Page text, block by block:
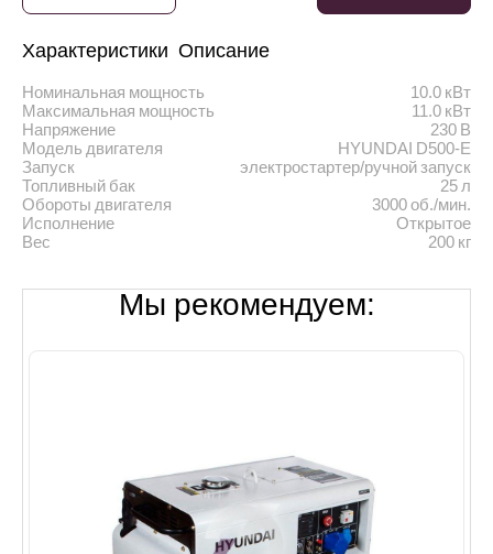
Характеристики Описание
Номинальная мощность
10.0 кВт
Максимальная мощность
11.0 кВт
Напряжение
230 В
Модель двигателя
HYUNDAI D500-Е
Запуск
электростартер/ручной запуск
Топливный бак
25 л
Обороты двигателя
3000 об./мин.
Исполнение
Открытое
Вес
200 кг
Мы рекомендуем: